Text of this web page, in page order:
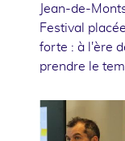
Jean-de-
Festival
forte : à l'ère
prendre le